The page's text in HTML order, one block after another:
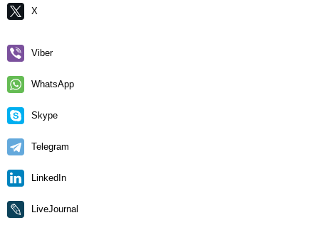
X
Viber
WhatsApp
Skype
Telegram
LinkedIn
LiveJournal